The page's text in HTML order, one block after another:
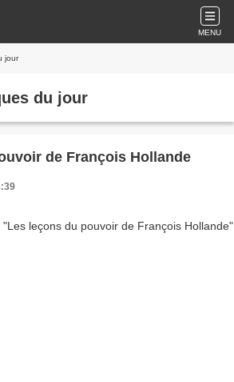
MENU
jour
du jour
de François Hollande